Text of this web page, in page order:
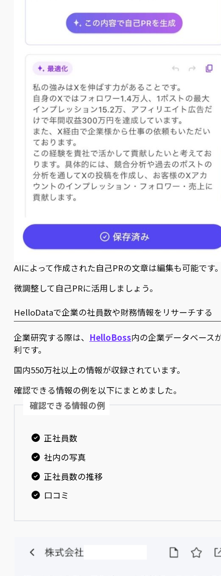
AIによって作成された自己PRの文章は編集も可能です
微調整して自己PRに活用しましょう。
HelloDataで企業の社員数や財務情報をリサーチする
企業研究する際は、 HelloBoss内の企業データベース
利です。
国内550万社以上の情報が収録されています。
確認できる情報の例を以下にまとめました。
確認できる情報の例
正社員数
社内の写真
正社員数の推移
口コミ